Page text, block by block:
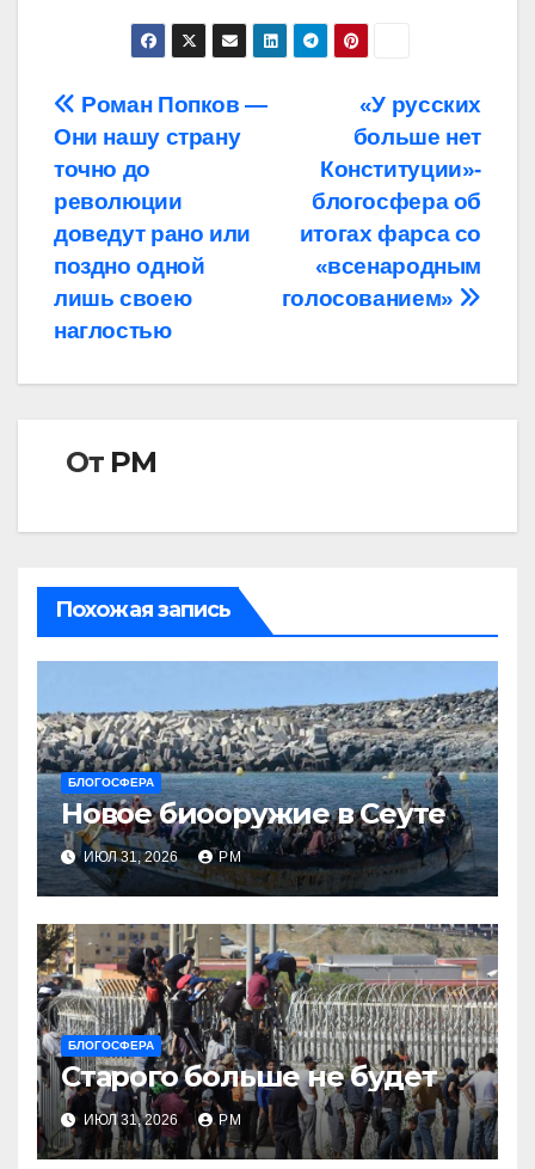
Навигация
по
записям
«У русских
больше нет
Конституции»-
блогосфера об
итогах фарса со
«всенародным
голосованием»
Роман Попков —
Они нашу страну
точно до
революции
доведут рано или
поздно одной
лишь своею
наглостью
От РМ
Похожая запись
БЛОГОСФЕРА
Новое биооружие в Сеуте
ИЮЛ 31, 2026 РМ
БЛОГОСФЕРА
Старого больше не будет
ИЮЛ 31, 2026 РМ